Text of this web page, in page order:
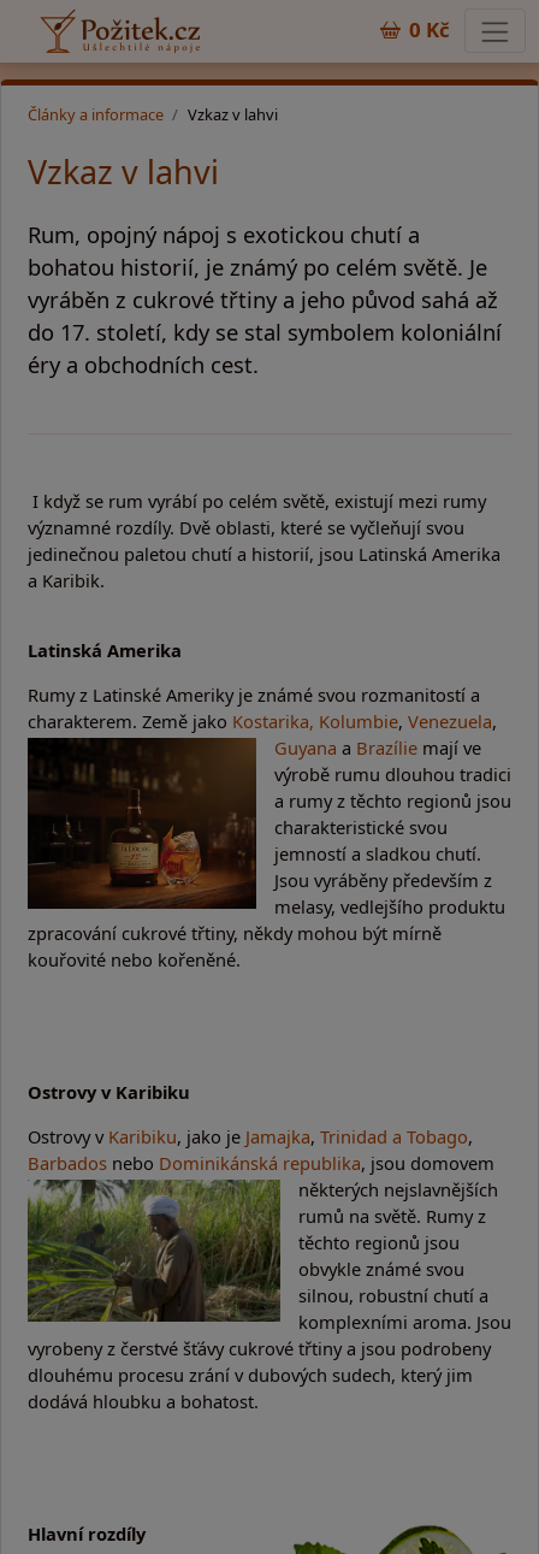
0 Kč
Články a informace Vzkaz v lahvi
Vzkaz v lahvi
Rum, opojný nápoj s exotickou chutí a
bohatou historií, je známý po celém světě. Je
vyráběn z cukrové třtiny a jeho původ sahá až
do 17. století, kdy se stal symbolem koloniální
éry a obchodních cest.
I když se rum vyrábí po celém světě, existují mezi rumy
významné rozdíly. Dvě oblasti, které se vyčleňují svou
jedinečnou paletou chutí a historií, jsou Latinská Amerika
a Karibik.
Latinská Amerika
Rumy z Latinské Ameriky je známé svou rozmanitostí a
charakterem. Země jako Kostarika, Kolumbie, Venezuela,
Guyana a Brazílie mají ve
výrobě rumu dlouhou tradici
a rumy z těchto regionů jsou
charakteristické svou
jemností a sladkou chutí.
Jsou vyráběny především z
melasy, vedlejšího produktu
zpracování cukrové třtiny, někdy mohou být mírně
kouřovité nebo kořeněné.
Ostrovy v Karibiku
Ostrovy v Karibiku, jako je Jamajka, Trinidad a Tobago,
Barbados nebo Dominikánská republika, jsou domovem
některých nejslavnějších
rumů na světě. Rumy z
těchto regionů jsou
obvykle známé svou
silnou, robustní chutí a
komplexními aroma. Jsou
vyrobeny z čerstvé šťávy cukrové třtiny a jsou podrobeny
dlouhému procesu zrání v dubových sudech, který jim
dodává hloubku a bohatost.
Hlavní rozdíly